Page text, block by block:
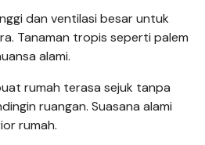
dan ventilasi besar untuk
Tanaman tropis seperti palem
alami.
rumah terasa sejuk tanpa
ruangan. Suasana alami
rumah.